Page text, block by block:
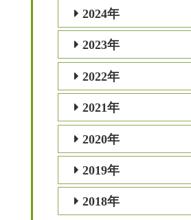
2024年
2023年
2022年
2021年
2020年
2019年
2018年